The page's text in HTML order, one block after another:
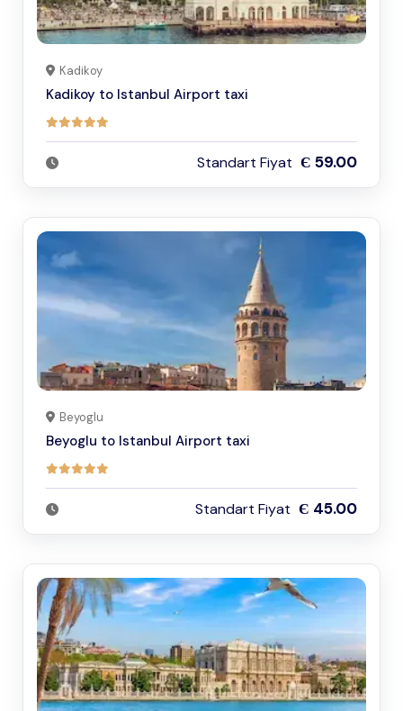
Kadikoy
Kadikoy to Istanbul Airport taxi
Standart Fiyat Є 59.00
Beyoglu
Beyoglu to Istanbul Airport taxi
Standart Fiyat Є 45.00